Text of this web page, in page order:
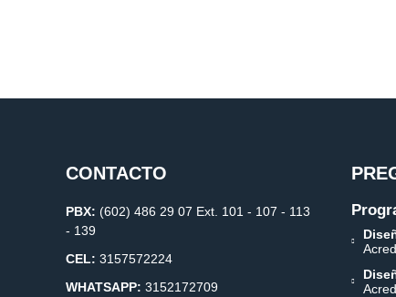
CONTACTO
PBX: (602) 486 29 07 Ext. 101 - 107 - 113
- 139
CEL: 3157572224
WHATSAPP: 3152172709